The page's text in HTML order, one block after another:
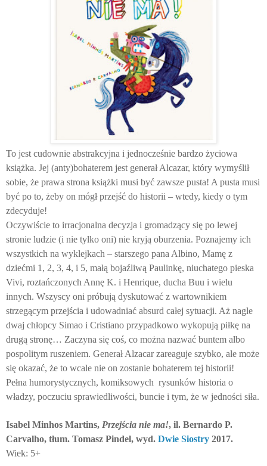
To jest cudownie abstrakcyjna i jednocześnie bardzo życiowa
książka. Jej (anty)bohaterem jest generał Alcazar, który wymyślił
sobie, że prawa strona książki musi być zawsze pusta! A pusta musi
być po to, żeby on mógł przejść do historii – wtedy, kiedy o tym
zdecyduje!
Oczywiście to irracjonalna decyzja i gromadzący się po lewej
stronie ludzie (i nie tylko oni) nie kryją oburzenia. Poznajemy ich
wszystkich na wyklejkach – starszego pana Albino, Mamę z
dziećmi 1, 2, 3, 4, i 5, małą bojaźliwą Paulinkę, niuchatego pieska
Vivi, roztańczonych Annę K. i Henrique, ducha Buu i wielu
innych. Wszyscy oni próbują dyskutować z wartownikiem
strzegącym przejścia i udowadniać absurd całej sytuacji. Aż nagle
dwaj chłopcy Simao i Cristiano przypadkowo wykopują piłkę na
drugą stronę… Zaczyna się coś, co można nazwać buntem albo
pospolitym ruszeniem. Generał Alzacar zareaguje szybko, ale może
się okazać, że to wcale nie on zostanie bohaterem tej historii!
Pełna humorystycznych, komiksowych rysunków historia o
władzy, poczuciu sprawiedliwości, buncie i tym, że w jedności siła.
Isabel Minhos Martins, Przejścia nie ma!, il. Bernardo P.
Carvalho, tłum. Tomasz Pindel, wyd. Dwie Siostry 2017.
Wiek: 5+